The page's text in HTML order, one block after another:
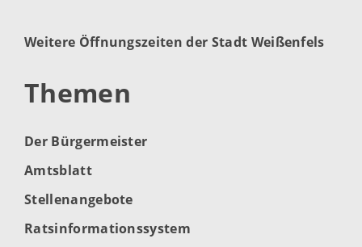
Weitere Öffnungszeiten der Stadt Weißenfels
Themen
Der Bürgermeister
Amtsblatt
Stellenangebote
Ratsinformationssystem